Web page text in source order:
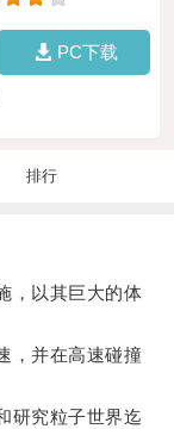
PC下载
排行
以其巨大的体
并在高速碰撞
究粒子世界迄